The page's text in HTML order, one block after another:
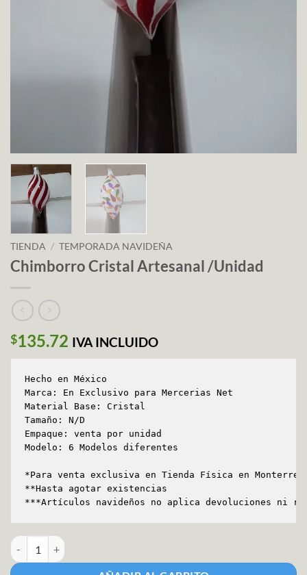
TIENDA / TEMPORADA NAVIDEÑA
Chimborro Cristal Artesanal /Unidad
$135.72 IVA INCLUIDO
Hecho en México
Marca: En Exclusivo para Mercerias Net
Material Base: Cristal
Tamaño: N/D
Empaque: venta por unidad
Modelo: 6 Modelos diferentes
*Para venta exclusiva en Tienda Física en
**Hasta agotar existencias
***Artículos navideños no aplica devoluciones ni
Chimborro Cristal Artesanal /Unidad cantidad